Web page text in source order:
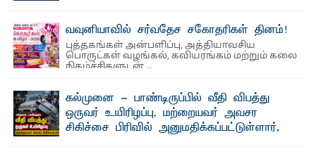
ஜே. எப். காமிலா பேகம்- இ லங்கை அரசாங்கம் அரசுசாரா
அமைப்புகள் (NGO) தொடர்பான புதிய சட்டமூலத்தை ...
வவுனியாவில் சர்வதேச சகோதரிகள் தினம்!
புத்தகங்கள் அன்பளிப்பு, அத்தியாவசிய
பொருட்கள் வழங்கல், கவியரங்கம் மற்றும் கலை
நிகழ்ச்சிகளுடன் ...
கல்முனை - பாண்டிருப்பில் வீதி விபத்து
ஒருவர் உயிரிழப்பு, மற்றையவர் அவசர
சிகிச்சை பிரிவில் அனுமதிக்கப்பட்டுள்ளார்.